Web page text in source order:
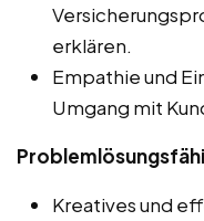
erklären.
Empathie und
Umgang mit
Kreatives und